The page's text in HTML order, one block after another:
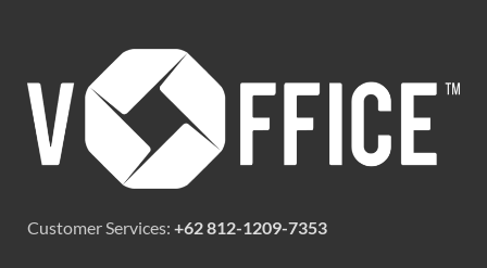
Customer Services: +62 812-1209-7353